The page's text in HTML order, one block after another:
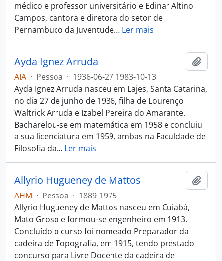
médico e professor universitário e Edinar Altino
Campos, cantora e diretora do setor de
Pernambuco da Juventude… Ler mais
Ayda Ignez Arruda
AIA · Pessoa · 1936-06-27 1983-10-13
Ayda Ignez Arruda nasceu em Lajes, Santa Catarina,
no dia 27 de junho de 1936, filha de Lourenço
Waltrick Arruda e Izabel Pereira do Amarante.
Bacharelou-se em matemática em 1958 e concluiu
a sua licenciatura em 1959, ambas na Faculdade de
Filosofia da… Ler mais
Allyrio Hugueney de Mattos
AHM · Pessoa · 1889-1975
Allyrio Hugueney de Mattos nasceu em Cuiabá,
Mato Groso e formou-se engenheiro em 1913.
Concluído o curso foi nomeado Preparador da
cadeira de Topografia, em 1915, tendo prestado
concurso para Livre Docente da cadeira de